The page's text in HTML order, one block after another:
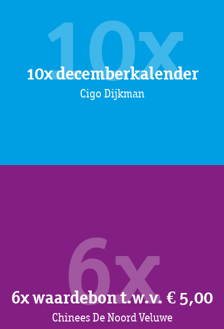
10x
10x decemberkalender
Cigo Dijkman
6x
6x waardebon t.w.v. € 5,00
Chinees De Noord Veluwe